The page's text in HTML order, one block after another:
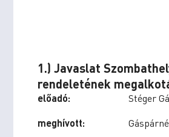
1.) Javaslat
rendeletének
előadó: Stéger
meghívott: